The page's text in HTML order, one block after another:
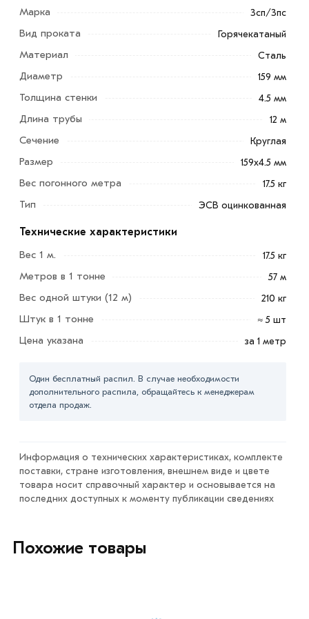
Труба ЭСВ оцинкованная 159х4.5 мм является основой
коммунальных сетей и большинства строительных
способами.
участках трубопроводов и конструкций. Является
классикой при проведении общестроительных и
коммунальных работ. Слой цинка, не дает трубе
Для приобретения данной позиции, кликните мышкой
«Быстрый заказ»
. Также можете купить позвонив по
контактам указанным на сайте.
оцинкованная 159х4.5 мм из категории
Труба круглая
действительны в Москве и области. Наши
профессиональные менеджеры обработают заказ и
Данний товар от производителя сертифицирован,
соответствует всем стандартам качества. Возврат
купленного товарa в течение 7 дней (наличие чека
Марка 3сп/3пс
Вид проката Горячекатаный
Материал Сталь
Диаметр 159 мм
Толщина стенки 4.5 мм
Длина трубы 12 м
Сечение Круглая
Размер 159х4.5 мм
Вес погонного метра 17.5 кг
Тип ЭСВ оцинкованная
Технические характеристики
Вес 1 м.
17.5 кг
Метров в 1 тонне 57 м
Вес одной штуки (12 м) 210 кг
Штук в 1 тонне ≈ 5 шт
Цена указана за 1 метр
Один бесплатный распил. В случае необходимости
дополнительного распила, обращайтесь к менеджерам
отдела продаж.
Информация о технических характеристиках, комплекте
поставки, стране изготовления, внешнем виде и цвете
товара носит справочный характер и основывается на
последних доступных к моменту публикации сведениях
Похожие товары